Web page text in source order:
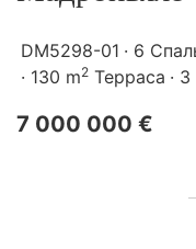
DM5298-01 6
130 m2 Терраса 3
7 000 000 €